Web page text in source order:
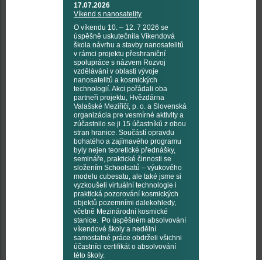
17.07.2026
Víkend s nanosatelity
O víkendu 10. – 12. 7 2026 se
úspěšně uskutečnila Víkendová
škola návrhu a stavby nanosatelitů
v rámci projektu přeshraniční
spolupráce s názvem Rozvoj
vzdělávání v oblasti vývoje
nanosatelitů a kosmických
technologií. Akci pořádali oba
partneři projektu, Hvězdárna
Valašské Meziříčí, p. o. a Slovenská
organizácia pre vesmírné aktivity a
zúčastnilo se ji 15 účastníků z obou
stran hranice. Součástí opravdu
bohatého a zajímavého programu
byly nejen teoretické přednášky,
semináře, praktické činnosti se
složením Schoolsatů – výukového
modelu cubesatu, ale také jsme si
vyzkoušeli virtuální technologie i
praktická pozorování kosmických
objektů pozemními dalekohledy,
včetně Mezinárodní kosmické
stanice. Po úspěšném absolvování
víkendové školy a nedělní
samostatné práce obdrželi všichni
účastníci certifikát o absolvování
této školy.